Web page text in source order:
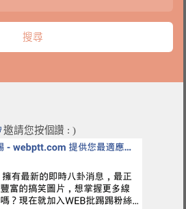
邀請您按個讚 : )